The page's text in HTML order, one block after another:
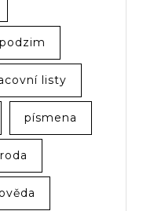
podzim
listy
písmena